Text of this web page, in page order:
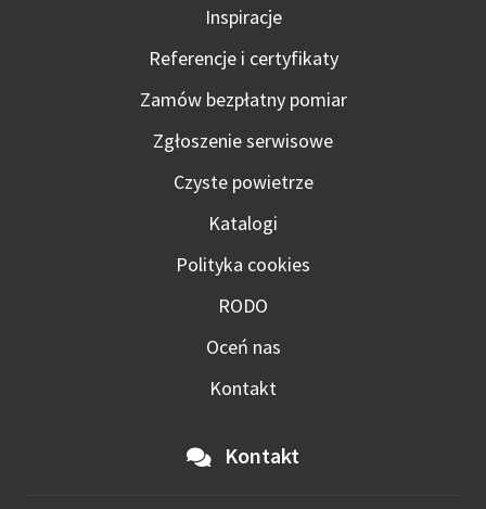
Inspiracje
Referencje i certyfikaty
Zamów bezpłatny pomiar
Zgłoszenie serwisowe
Czyste powietrze
Katalogi
Polityka cookies
RODO
Oceń nas
Kontakt
Kontakt